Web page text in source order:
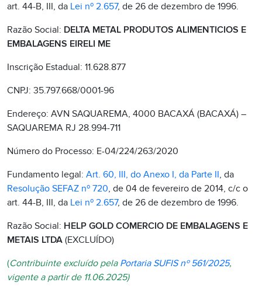
art. 44-B, III, da Lei nº 2.657, de 26 de dezembro de 1996.
Razão Social: DELTA METAL PRODUTOS ALIMENTICIOS E
EMBALAGENS EIRELI ME
Inscrição Estadual: 11.628.877
CNPJ: 35.797.668/0001-96
Endereço: AVN SAQUAREMA, 4000 BACAXÁ (BACAXÁ) –
SAQUAREMA RJ 28.994-711
Número do Processo: E-04/224/263/2020
Fundamento legal: Art. 60, III, do Anexo I, da Parte II, da
Resolução SEFAZ nº 720, de 04 de fevereiro de 2014, c/c o
art. 44-B, III, da Lei nº 2.657, de 26 de dezembro de 1996.
Razão Social: HELP GOLD COMERCIO DE EMBALAGENS E
METAIS LTDA (EXCLUÍDO)
(Contribuinte excluído pela Portaria SUFIS nº 561/2025,
vigente a partir de 11.06.2025)